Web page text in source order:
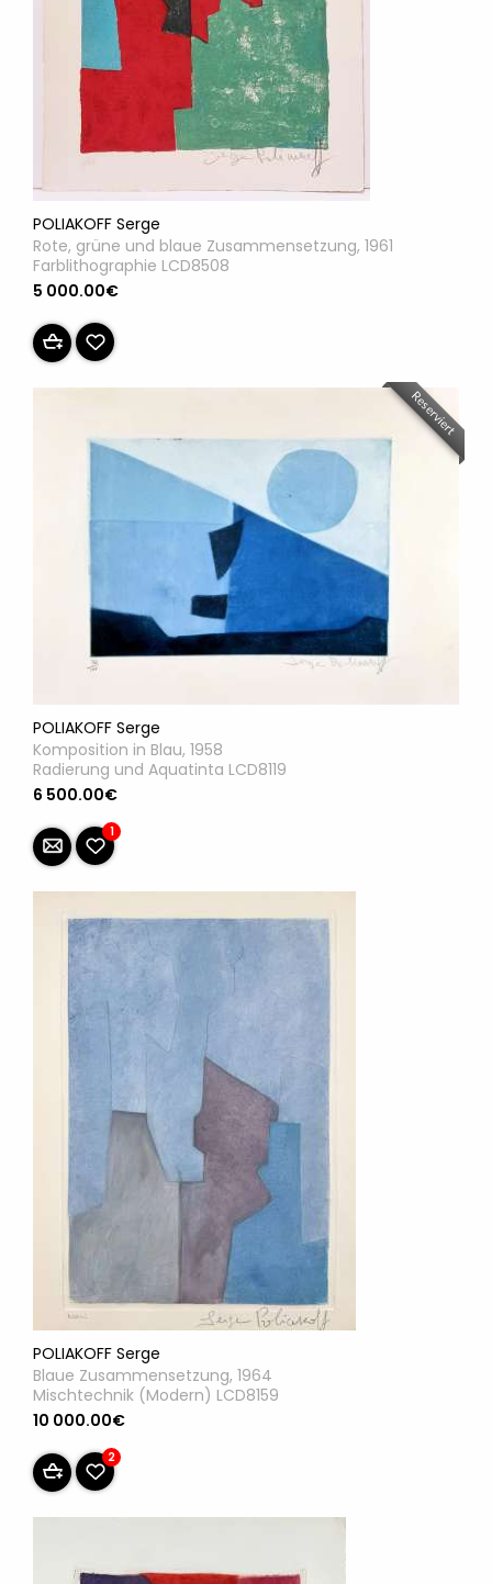
POLIAKOFF Serge
Rote, grüne und blaue Zusammensetzung, 1961
Farblithographie LCD8508
5 000.00€
Reserviert
POLIAKOFF Serge
Komposition in Blau, 1958
Radierung und Aquatinta LCD8119
6 500.00€
1
POLIAKOFF Serge
Blaue Zusammensetzung, 1964
Mischtechnik (Modern) LCD8159
10 000.00€
2